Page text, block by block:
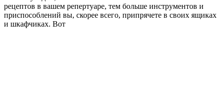
рецептов в вашем репертуаре, тем больше инструментов и
приспособлений вы, скорее всего, припрячете в своих ящиках
и шкафчиках. Вот